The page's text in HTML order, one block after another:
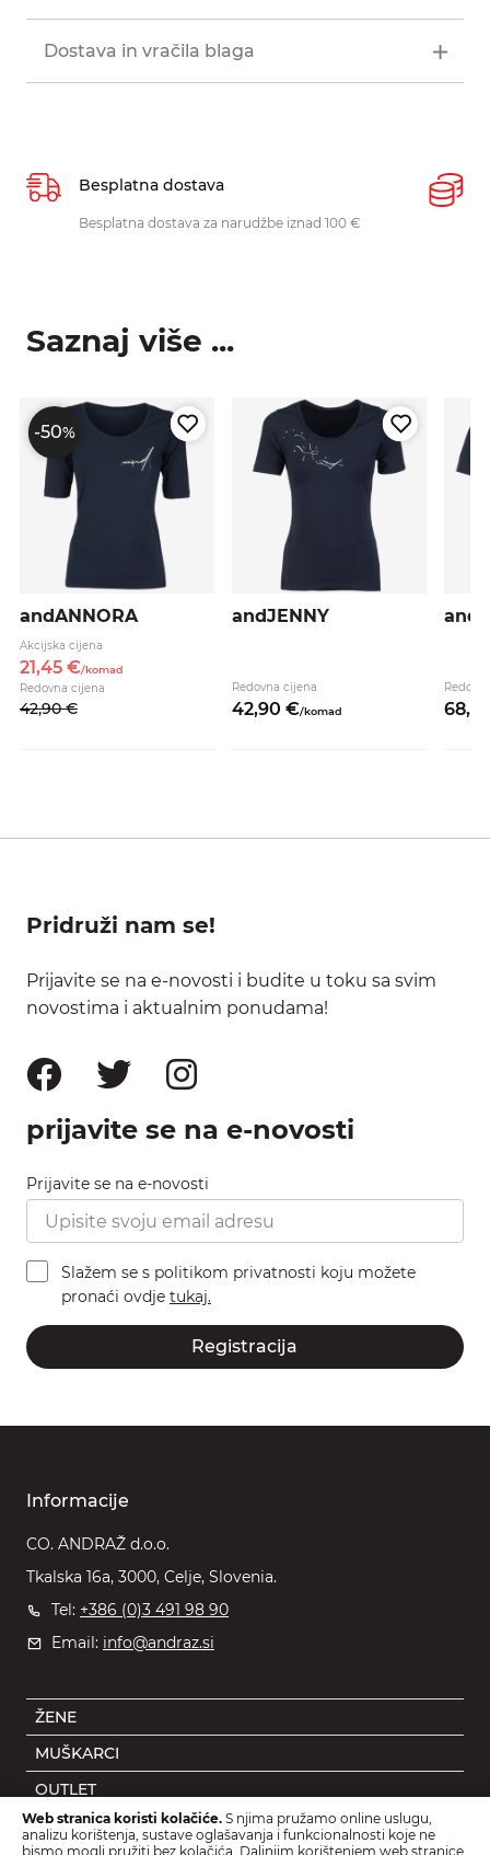
Dostava in vračila blaga
Besplatna dostava
Besplatna dostava za narudžbe iznad 100 €
Saznaj više ...
-50%
andANNORA
Akcijska cijena
21,45 €/komad
Redovna cijena
42,90 €
andJENNY
Redovna cijena
42,90 €/komad 68,
Pridruži nam se!
Prijavite se na e-novosti i budite u toku sa svim
novostima i aktualnim ponudama!
prijavite se na e-novosti
Prijavite se na e-novosti
Slažem se s politikom privatnosti koju možete
pronaći ovdje tukaj.
Registracija
Informacije
CO. ANDRAŽ d.o.o.
Tkalska 16a, 3000, Celje, Slovenia.
Tel: +386 (0)3 491 98 90
Email: info@andraz.si
ŽENE
MUŠKARCI
OUTLET
DJECA
Web stranica koristi kolačiće. S njima pružamo online uslugu,
analizu korištenja, sustave oglašavanja i funkcionalnosti koje ne
bismo mogli pružiti bez kolačića. Daljnjim korištenjem web stranice